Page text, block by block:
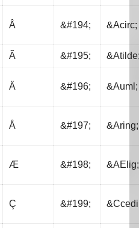
Â &#194; &Acirc;
Ã &#195;
Ä &#196; &Auml;
Å &#197; &Aring;
Æ &#198; &AElig;
Ç &#199;